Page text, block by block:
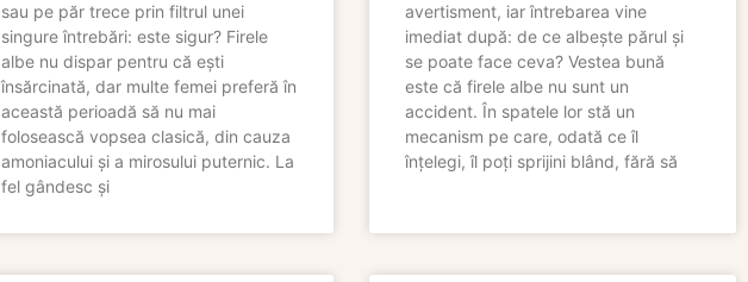
sau pe păr trece prin filtrul unei
singure întrebări: este sigur? Firele
albe nu dispar pentru că ești
însărcinată, dar multe femei preferă în
această perioadă să nu mai
folosească vopsea clasică, din cauza
amoniacului și a mirosului puternic. La
fel gândesc și
avertisment, iar întrebarea vine
imediat după: de ce albește părul și
se poate face ceva? Vestea bună
este că firele albe nu sunt un
accident. În spatele lor stă un
mecanism pe care, odată ce îl
înțelegi, îl poți sprijini blând, fără să